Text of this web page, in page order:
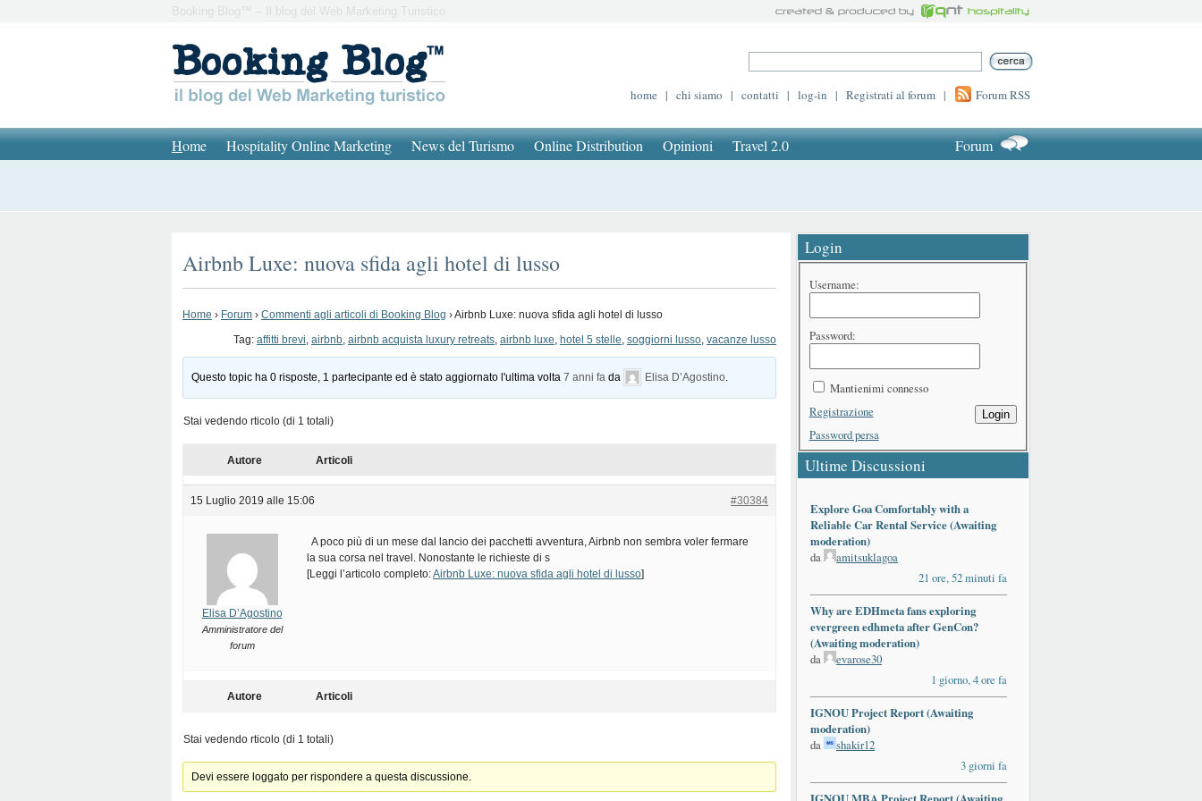
Booking Blog™ – Il blog del Web Marketing Turistico
home | chi siamo | contatti | log-in | Registrati al forum | Forum RSS
Home Hospitality Online Marketing News del Turismo Online Distribution Opinioni Travel 2.0 Forum
Airbnb Luxe: nuova sfida agli hotel di lusso
Home › Forum › Commenti agli articoli di Booking Blog ›Airbnb Luxe: nuova sfida agli hotel di lusso
Tag: affitti brevi, airbnb, airbnb acquista luxury retreats, airbnb luxe, hotel 5 stelle, soggiorni lusso, vacanze lusso
Questo topic ha 0 risposte, 1 partecipante ed è stato aggiornato l'ultima volta7 anni fa da Elisa D’Agostino
Stai vedendo rticolo (di 1 totali)
Autore Articoli
15 Luglio 2019 alle 15:06 #30384
Elisa D’Agostino
Amministratore del
forum
A poco più di un mese dal lancio dei pacchetti avventura, Airbnb non sembra voler fermare
la sua corsa nel travel. Nonostante le richieste di s
[Leggi l’articolo completo:Airbnb Luxe: nuova sfida agli hotel di lusso]
Autore Articoli
Stai vedendo rticolo (di 1 totali)
Devi essere loggato per rispondere a questa discussione.
Login
Username:
Password:
Mantienimi connesso
Login
Registrazione
Password persa
Ultime Discussioni
Explore Goa Comfortably with a
Reliable Car Rental Service (Awaiting
moderation)
da
amitsuklagoa
21 ore, 52 minuti fa
Why are EDHmeta fans exploring
evergreen edhmeta after GenCon?
(Awaiting moderation)
da
evarose30
1 giorno, 4 ore fa
IGNOU Project Report (Awaiting
moderation)
da
shakir12
3 giorni fa